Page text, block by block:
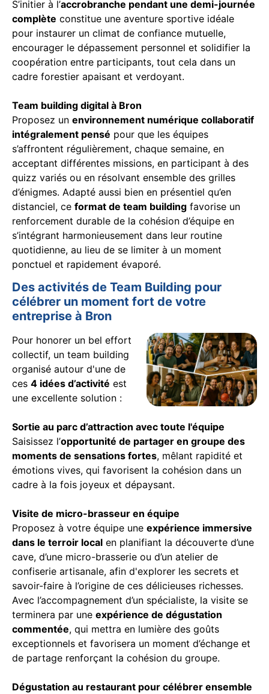
S’initier à l’accrobranche pendant une demi-journée
complète constitue une aventure sportive idéale
pour instaurer un climat de confiance mutuelle,
encourager le dépassement personnel et solidifier la
coopération entre participants, tout cela dans un
cadre forestier apaisant et verdoyant.
Team building digital à Bron
Proposez un environnement numérique collaboratif
intégralement pensé pour que les équipes
s’affrontent régulièrement, chaque semaine, en
acceptant différentes missions, en participant à des
quizz variés ou en résolvant ensemble des grilles
d’énigmes. Adapté aussi bien en présentiel qu’en
distanciel, ce format de team building favorise un
renforcement durable de la cohésion d’équipe en
s’intégrant harmonieusement dans leur routine
quotidienne, au lieu de se limiter à un moment
ponctuel et rapidement évaporé.
Des activités de Team Building pour
célébrer un moment fort de votre
entreprise à Bron
Pour honorer un bel effort
collectif, un team building
organisé autour d'une de
ces 4 idées d’activité est
une excellente solution :
Sortie au parc d’attraction avec toute l'équipe
Saisissez l’opportunité de partager en groupe des
moments de sensations fortes, mêlant rapidité et
émotions vives, qui favorisent la cohésion dans un
cadre à la fois joyeux et dépaysant.
Visite de micro-brasseur en équipe
Proposez à votre équipe une expérience immersive
dans le terroir local en planifiant la découverte d’une
cave, d’une micro-brasserie ou d’un atelier de
confiserie artisanale, afin d'explorer les secrets et
savoir-faire à l’origine de ces délicieuses richesses.
Avec l’accompagnement d’un spécialiste, la visite se
terminera par une expérience de dégustation
commentée, qui mettra en lumière des goûts
exceptionnels et favorisera un moment d’échange et
de partage renforçant la cohésion du groupe.
Dégustation au restaurant pour célébrer ensemble